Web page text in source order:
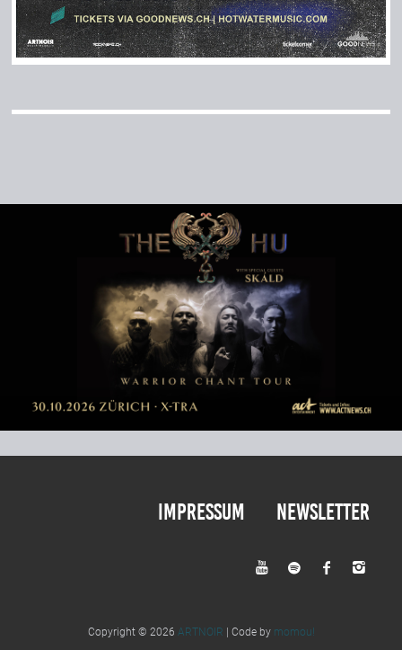
Impressum Newsletter




Copyright © 2026 ARTNOIR | Code by momou!